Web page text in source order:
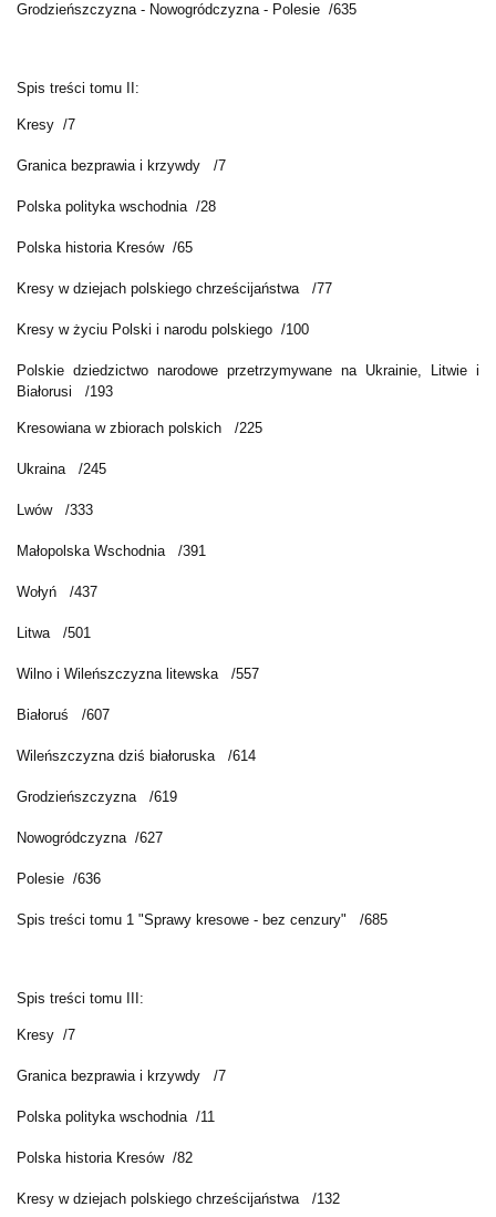
Grodzieńszczyzna - Nowogródczyzna - Polesie /635
Spis treści tomu II:
Kresy /7
Granica bezprawia i krzywdy /7
Polska polityka wschodnia /28
Polska historia Kresów /65
Kresy w dziejach polskiego chrześcijaństwa /77
Kresy w życiu Polski i narodu polskiego /100
Polskie dziedzictwo narodowe przetrzymywane na Ukrainie, Litwie i
Białorusi /193
Kresowiana w zbiorach polskich /225
Ukraina /245
Lwów /333
Małopolska Wschodnia /391
Wołyń /437
Litwa /501
Wilno i Wileńszczyzna litewska /557
Białoruś /607
Wileńszczyzna dziś białoruska /614
Grodzieńszczyzna /619
Nowogródczyzna /627
Polesie /636
Spis treści tomu 1 "Sprawy kresowe - bez cenzury" /685
Spis treści tomu III:
Kresy /7
Granica bezprawia i krzywdy /7
Polska polityka wschodnia /11
Polska historia Kresów /82
Kresy w dziejach polskiego chrześcijaństwa /132